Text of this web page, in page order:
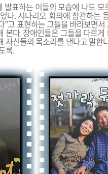
표하는 이들의 모습에 나도
다. 시나리오 회의에 참관하는
”고 표현하는 그들을 바라보면
본다. 장애인들은 그들을 다르
자신들의 목소리를 낸다고 말한
록.